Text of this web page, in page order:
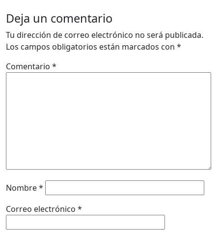
Deja un comentario
Tu dirección de correo electrónico no será publicada.
Los campos obligatorios están marcados con *
Comentario *
Nombre*
Correo electrónico *